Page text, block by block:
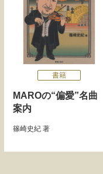
書籍
MAROの“偏愛”名曲
案内
篠崎史紀 著